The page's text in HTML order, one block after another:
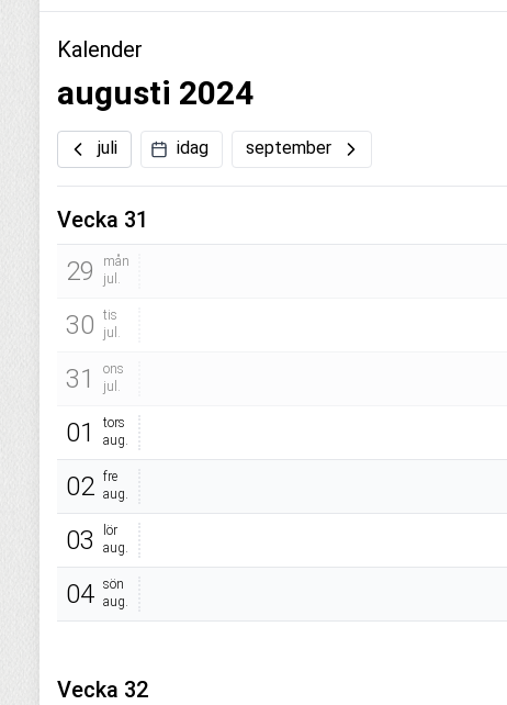
Kalender
augusti 2024
juli idag september
Vecka 31
29
mån
jul.
30
tis
jul.
31
ons
jul.
01
tors
aug.
02 fre
aug.
03
lör
aug.
04 sön
aug.
Vecka 32